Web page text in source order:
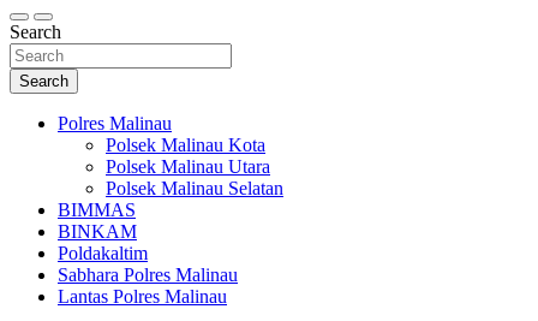
Pelangiresmalinau.com
Search
Search
Polres Malinau
Polsek Malinau Kota
Polsek Malinau Utara
Polsek Malinau Selatan
BIMMAS
BINKAM
Poldakaltim
Sabhara Polres Malinau
Lantas Polres Malinau